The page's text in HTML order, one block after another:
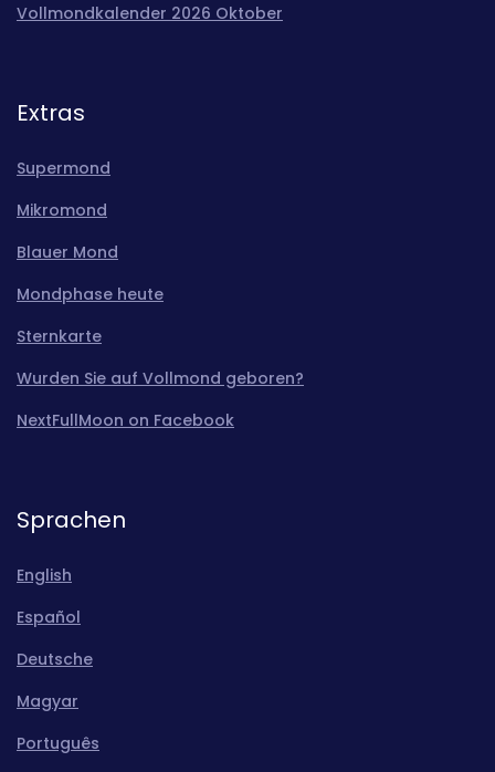
Vollmondkalender 2026 Oktober
Extras
Supermond
Mikromond
Blauer Mond
Mondphase heute
Sternkarte
Wurden Sie auf Vollmond geboren?
NextFullMoon on Facebook
Sprachen
English
Español
Deutsche
Magyar
Português